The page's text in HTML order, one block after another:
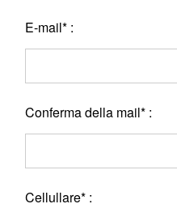
E-mail* :
Conferma della mail* :
Cellullare* :